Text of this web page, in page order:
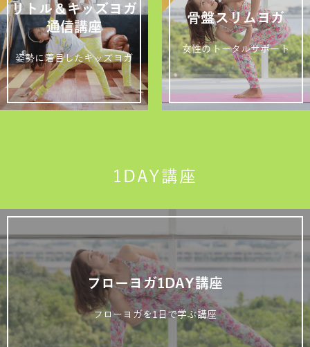
リトル＆キッズヨガ
通信講座
姿勢に着目したキッズヨガ
骨盤スリムヨガ
女性のトータルサポート
1DAY講座
フローヨガ1DAY講座
フローヨガを1日で学ぶ講座